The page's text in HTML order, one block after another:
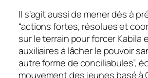
Il s’agit aussi de mener dès à
“actions fortes, résolues et
sur le terrain pour forcer Kabila
auxiliaires à lâcher le pouvoir
autre forme de conciliabules”,
mouvement des jeunes basé à